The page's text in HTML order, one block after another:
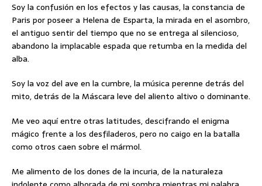
Soy la confusión en los efectos y las causas, la constancia de
Paris por poseer a Helena de Esparta, la mirada en el asombro,
el antiguo sentir del tiempo que no se entrega al silencioso,
abandono la implacable espada que retumba en la medida del
alba.
Soy la voz del ave en la cumbre, la música perenne detrás del
mito, detrás de la Máscara leve del aliento altivo o dominante.
Me veo aquí entre otras latitudes, descifrando el enigma
mágico frente a los desfiladeros, pero no caigo en la batalla
como otros caen sobre el mármol.
Me alimento de los dones de la incuria, de la naturaleza